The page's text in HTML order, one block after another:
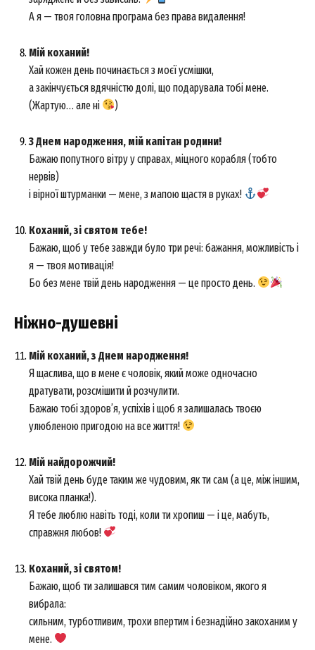
А я — твоя головна програма без права видалення!
Мій коханий!
Хай кожен день починається з моєї усмішки,
а закінчується вдячністю долі, що подарувала тобі мене.
(Жартую… але ні
)
З Днем народження, мій капітан родини!
Бажаю попутного вітру у справах, міцного корабля (тобто
нервів)
і вірної штурманки — мене, з мапою щастя в руках!
Коханий, зі святом тебе!
Бажаю, щоб у тебе завжди було три речі: бажання, можливість і
я — твоя мотивація!
Бо без мене твій день народження — це просто день.
Ніжно-душевні
Мій коханий, з Днем народження!
Я щаслива, що в мене є чоловік, який може одночасно
дратувати, розсмішити й розчулити.
Бажаю тобі здоров’я, успіхів і щоб я залишалась твоєю
улюбленою пригодою на все життя!
Мій найдорожчий!
Хай твій день буде таким же чудовим, як ти сам (а це, між іншим,
висока планка!).
Я тебе люблю навіть тоді, коли ти хропиш — і це, мабуть,
справжня любов!
Коханий, зі святом!
Бажаю, щоб ти залишався тим самим чоловіком, якого я
вибрала:
сильним, турботливим, трохи впертим і безнадійно закоханим у
мене.